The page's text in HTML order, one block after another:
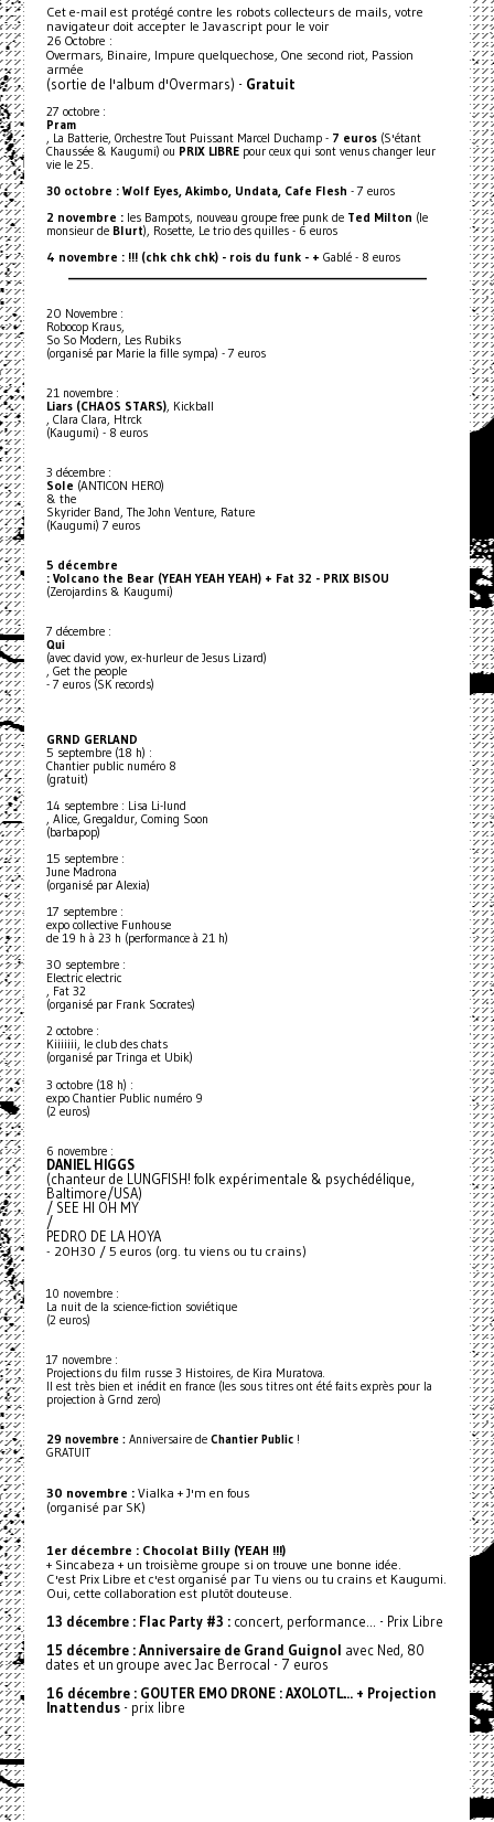
Cet e-mail est protégé contre les robots collecteurs de mails, votre
navigateur doit accepter le Javascript pour le voir
26 Octobre :
Overmars, Binaire, Impure quelquechose, One second riot, Passion
armée
(sortie de l'album d'Overmars) - Gratuit
27 octobre :
Pram
, La Batterie, Orchestre Tout Puissant Marcel Duchamp - 7 euros(S'étant
Chaussée & Kaugumi) ou PRIX LIBREpour ceux qui sont venus changer leur
vie le 25.
30 octobre : Wolf Eyes, Akimbo, Undata, Cafe Flesh - 7 euros
2 novembre : les Bampots, nouveau groupe free punk de Ted Milton (le
monsieur de Blurt), Rosette, Le trio des quilles - 6 euros
4 novembre : !!! (chk chk chk) - rois du funk - + Gablé - 8 euros
20 Novembre :
Robocop Kraus,
So So Modern, Les Rubiks
(organisé par Marie la fille sympa) - 7 euros
21 novembre :
Liars (CHAOS STARS), Kickball
, Clara Clara, Htrck
(Kaugumi) - 8 euros
3 décembre :
Sole (ANTICON HERO)
& the
Skyrider Band, The John Venture, Rature
(Kaugumi) 7 euros
5 décembre
: Volcano the Bear (YEAH YEAH YEAH) + Fat 32 - PRIX BISOU
(Zerojardins & Kaugumi)
7 décembre :
Qui
(avec david yow, ex-hurleur de Jesus Lizard)
, Get the people
- 7 euros (SK records)
GRND GERLAND
5 septembre (18 h) :
Chantier public numéro 8
(gratuit)
14 septembre : Lisa Li-lund
, Alice, Gregaldur, Coming Soon
(barbapop)
15 septembre :
June Madrona
(organisé par Alexia)
17 septembre :
expo collective Funhouse
de 19 h à 23 h (performance à 21 h)
30 septembre :
Electric electric
, Fat 32
(organisé par Frank Socrates)
2 octobre :
Kiiiiiii, le club des chats
(organisé par Tringa et Ubik)
3 octobre (18 h) :
expo Chantier Public numéro 9
(2 euros)
6 novembre :
DANIEL HIGGS
(chanteur de LUNGFISH! folk expérimentale & psychédélique,
Baltimore/USA)
/ SEE HI OH MY
/
PEDRO DE LA HOYA
- 20H30 / 5 euros (org. tu viens ou tu crains)
10 novembre :
La nuit de la science-fiction soviétique
(2 euros)
17 novembre :
Projections du film russe 3 Histoires, de Kira Muratova.
Il est très bien et inédit en france (les sous titres ont été faits exprès pour la
projection à Grnd zero)
29 novembre :Anniversaire de Chantier Public!
GRATUIT
30 novembre : Vialka + J'm en fous
(organisé par SK)
1er décembre : Chocolat Billy (YEAH !!!)
+ Sincabeza + un troisième groupe si on trouve une bonne idée.
C'est Prix Libre et c'est organisé par Tu viens ou tu crains et Kaugumi.
Oui, cette collaboration est plutôt douteuse.
13 décembre : Flac Party #3 : concert, performance… - Prix Libre
15 décembre : Anniversaire de Grand Guignol avec Ned, 80
dates et un groupe avec Jac Berrocal - 7 euros
16 décembre : GOUTER EMO DRONE : AXOLOTL… + Projection
Inattendus - prix libre